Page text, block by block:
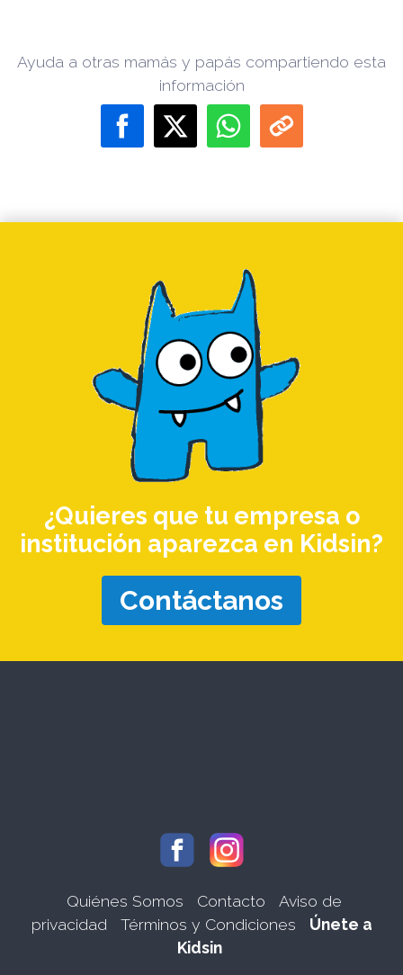
Ayuda a otras mamás y papás compartiendo esta
información
¿Quieres que tu empresa o
institución aparezca en Kidsin?
Contáctanos
Quiénes Somos Contacto
Aviso de
privacidad
Términos y Condiciones
Únete a
Kidsin